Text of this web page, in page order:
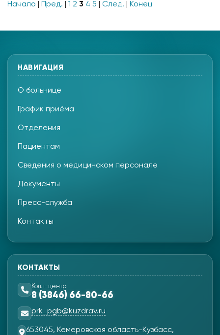
Начало
Пред. 1 2 3 4 5 След. Конец
НАВИГАЦИЯ
О больнице
График приёма
Отделения
Пациентам
Сведения о медицинском персонале
Документы
Пресс-служба
Контакты
КОНТАКТЫ
Колл-центр
8 (3846) 66-80-66
prk_pgb@kuzdrav.ru
653045, Кемеровская область-Кузбасс,